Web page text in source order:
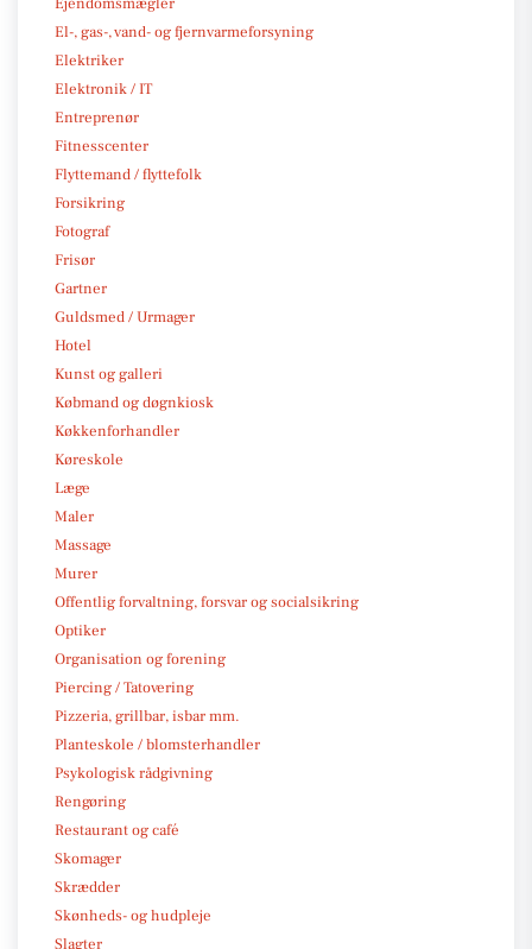
El-, gas-, vand- og fjernvarmeforsyning
Elektriker
Elektronik / IT
Entreprenør
Fitnesscenter
Flyttemand / flyttefolk
Forsikring
Fotograf
Frisør
Gartner
Guldsmed / Urmager
Hotel
Kunst og galleri
Købmand og døgnkiosk
Køkkenforhandler
Køreskole
Læge
Maler
Massage
Murer
Offentlig forvaltning, forsvar og socialsikring
Optiker
Organisation og forening
Piercing / Tatovering
Pizzeria, grillbar, isbar mm.
Planteskole / blomsterhandler
Psykologisk rådgivning
Rengøring
Restaurant og café
Skomager
Skrædder
Skønheds- og hudpleje
Slagter